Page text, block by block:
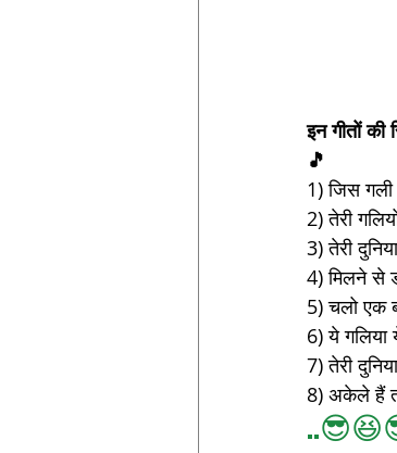
इन गीतों की
🎵
1) जिस गली
2) तेरी
3) तेरी
4) मिलने से
5) चलो एक
6) ये गलिया
7) तेरी
8) अकेले हैं